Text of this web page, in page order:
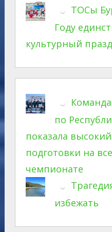
ТОСы
Году
культурный
по
показала
подготовки на
чемпионате
избежать